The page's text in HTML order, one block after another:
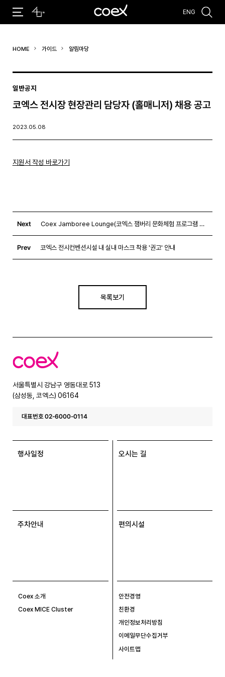
#코엑스 전시 #행사
ENG
HOME 가이드 알림마당
일반공지
코엑스 전시장 현장관리 담당자 (홀매니저) 채용 공고
2023.05.08
지원서 작성 바로가기
Next Coex Jamboree Lounge(코엑스 잼버리 문화체험 프로그램 및 라운지 운영)
Prev 코엑스 전시컨벤션시설 내 실내 마스크 착용 '권고' 안내
목록보기
코
엑
서울특별시 강남구 영동대로 513
(삼성동, 코엑스) 06164
대표번호 02-6000-0114
행사일정 오시는 길
주차안내 편의시설
Coex 소개
Coex MICE Cluster
안전경영
친환경
개인정보처리방침
이메일무단수집거부
사이트맵